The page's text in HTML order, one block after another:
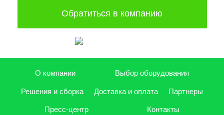
Обратиться в компанию
О компании
Выбор оборудования
Решения и сборка
Доставка и оплата
Партнеры
Пресс-центр
Контакты